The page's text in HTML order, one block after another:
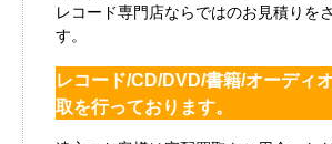
レコード専門店ならではのお見積りを
す。
レコード/CD/DVD/書籍/オーディ
取を行っております。